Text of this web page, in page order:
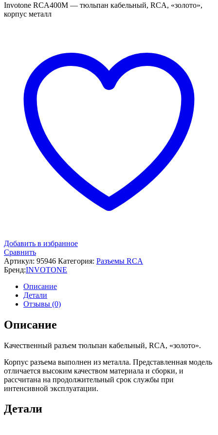
Invotone RCA400M — тюльпан кабельный, RCA, «золото»,
корпус металл
Добавить в избранное
Сравнить
Артикул: 95946 Категория: Разъемы RCA
Бренд:INVOTONE
Описание
Детали
Отзывы (0)
Описание
Качественный разъем тюльпан кабельный, RCA, «золото».
Корпус разъема выполнен из металла. Представленная модель
отличается высоким качеством материала и сборки, и
рассчитана на продолжительный срок службы при
интенсивной эксплуатации.
Детали